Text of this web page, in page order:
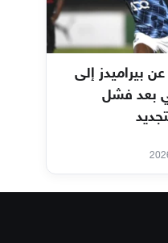
بيراميدز إلى
بعد فشل